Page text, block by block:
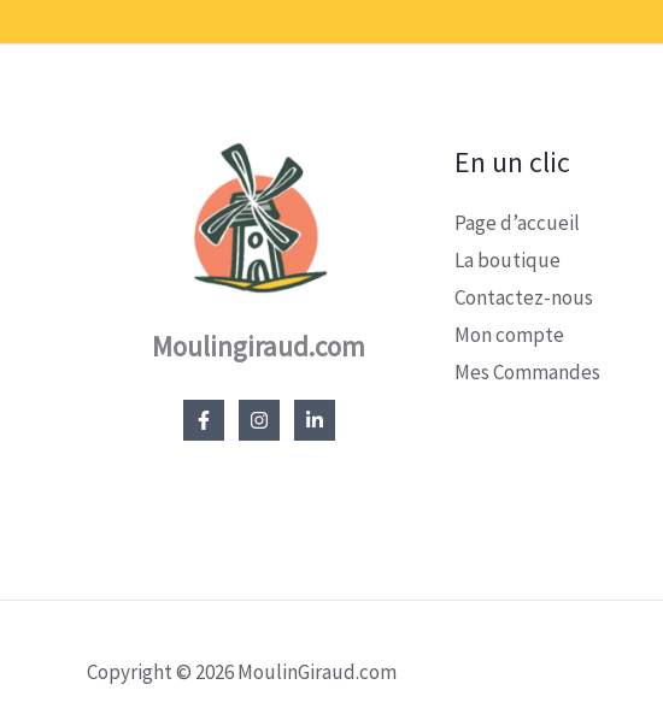
Moulingiraud.com
En un clic
Page d’accueil
La boutique
Contactez-nous
Mon compte
Mes Commandes
Copyright © 2026 MoulinGiraud.com